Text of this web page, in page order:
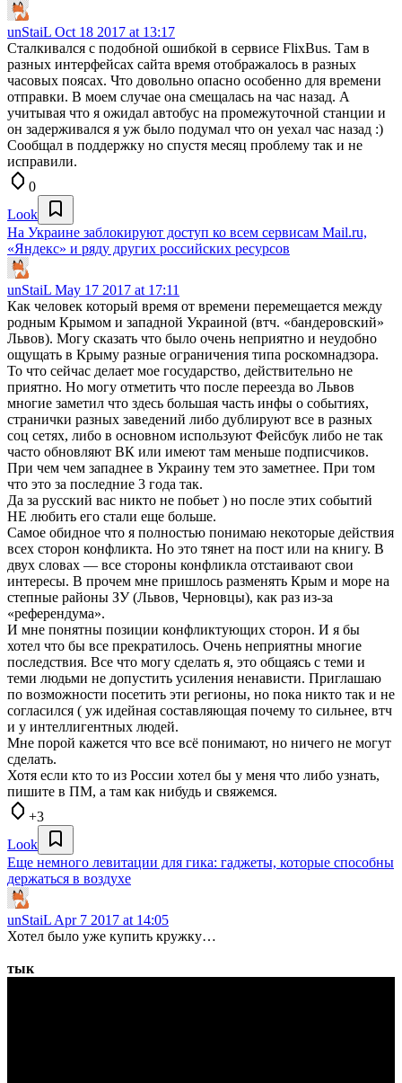
unStaiL Oct 18 2017 at 13:17
Сталкивался с подобной ошибкой в сервисе FlixBus. Там в
разных интерфейсах сайта время отображалось в разных
часовых поясах. Что довольно опасно особенно для времени
отправки. В моем случае она смещалась на час назад. А
учитывая что я ожидал автобус на промежуточной станции и
он задерживался я уж было подумал что он уехал час назад :)
Сообщал в поддержку но спустя месяц проблему так и не
исправили.
0
Look
На Украине заблокируют доступ ко всем сервисам Mail.ru,
«Яндекс» и ряду других российских ресурсов
unStaiL May 17 2017 at 17:11
Как человек который время от времени перемещается между
родным Крымом и западной Украиной (втч. «бандеровский»
Львов). Могу сказать что было очень неприятно и неудобно
ощущать в Крыму разные ограничения типа роскомнадзора.
То что сейчас делает мое государство, действительно не
приятно. Но могу отметить что после переезда во Львов
многие заметил что здесь большая часть инфы о событиях,
странички разных заведений либо дублируют все в разных
соц сетях, либо в основном используют Фейсбук либо не так
часто обновляют ВК или имеют там меньше подписчиков.
При чем чем западнее в Украину тем это заметнее. При том
что это за последние 3 года так.
Да за русский вас никто не побьет ) но после этих событий
НЕ любить его стали еще больше.
Самое обидное что я полностью понимаю некоторые действия
всех сторон конфликта. Но это тянет на пост или на книгу. В
двух словах — все стороны конфликла отстаивают свои
интересы. В прочем мне пришлось разменять Крым и море на
степные районы ЗУ (Львов, Черновцы), как раз из-за
«референдума».
И мне понятны позиции конфликтующих сторон. И я бы
хотел что бы все прекратилось. Очень неприятны многие
последствия. Все что могу сделать я, это общаясь с теми и
теми людьми не допустить усиления ненависти. Приглашаю
по возможности посетить эти регионы, но пока никто так и не
согласился ( уж идейная составляющая почему то сильнее, втч
и у интеллигентных людей.
Мне порой кажется что все всё понимают, но ничего не могут
сделать.
Хотя если кто то из России хотел бы у меня что либо узнать,
пишите в ПМ, а там как нибудь и свяжемся.
+3
Look
Еще немного левитации для гика: гаджеты, которые способны
держаться в воздухе
unStaiL Apr 7 2017 at 14:05
Хотел было уже купить кружку…
тык